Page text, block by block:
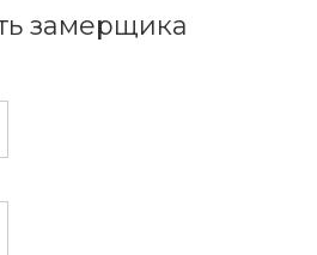
замерщика